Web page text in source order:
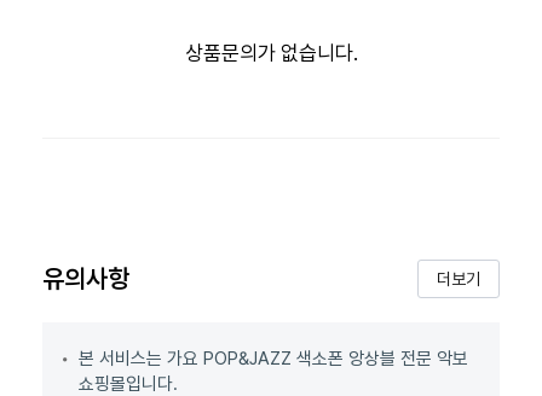
상품문의가 없습니다.
유의사항 더보기
본 서비스는 가요 POP&JAZZ 색소폰 앙상블 전문 악보
쇼핑몰입니다.